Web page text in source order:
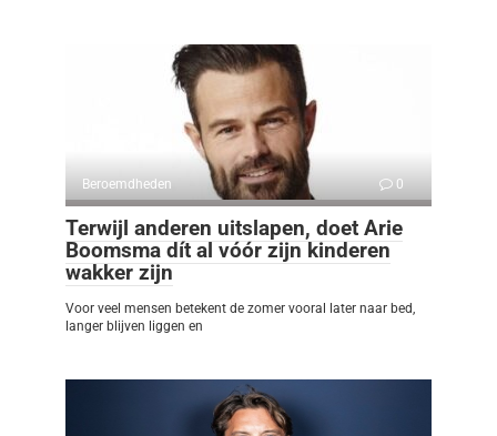
Beroemdheden 0
Terwijl anderen uitslapen, doet Arie
Boomsma dít al vóór zijn kinderen
wakker zijn
Voor veel mensen betekent de zomer vooral later naar bed,
langer blijven liggen en